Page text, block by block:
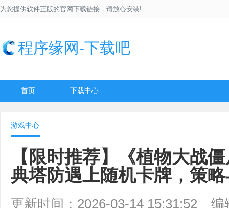
为您提供软件正版的官网下载链接，请放心安装!
程序缘网-下载吧
首页 下载中心
游戏中心
【限时推荐】《植物大战
典塔防遇上随机卡牌，策
更新时间：2026-03-14 15:31:52 编